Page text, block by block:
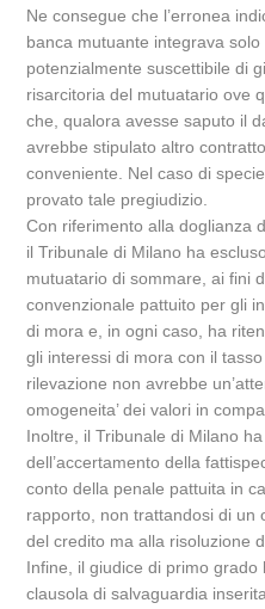
Ne consegue che l’erronea
banca mutuante integrava
potenzialmente suscettibile di
risarcitoria del mutuatario ove
che, qualora avesse saputo il
avrebbe stipulato altro
conveniente. Nel caso di
provato tale pregiudizio.
Con riferimento alla doglianza
il Tribunale di Milano ha
mutuatario di sommare, ai fini
convenzionale pattuito per gli
di mora e, in ogni caso, ha
gli interessi di mora con il
rilevazione non avrebbe
omogeneita’ dei valori in
Inoltre, il Tribunale di Milano
dell’accertamento della
conto della penale pattuita in
rapporto, non trattandosi di un
del credito ma alla risoluzione
Infine, il giudice di primo grado
clausola di salvaguardia